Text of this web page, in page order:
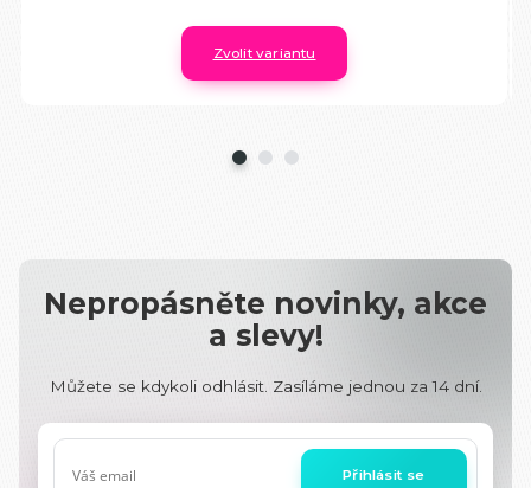
Zvolit variantu
Nepropásněte novinky, akce
a slevy!
Můžete se kdykoli odhlásit. Zasíláme jednou za 14 dní.
Přihlásit se